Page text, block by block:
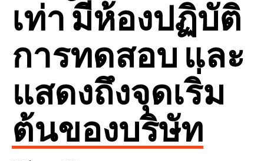
เท่า มีห้องปฏิบัติ
การทดสอบ และ
แสดงถึงจุดเริ่ม
ต้นของบริษัท